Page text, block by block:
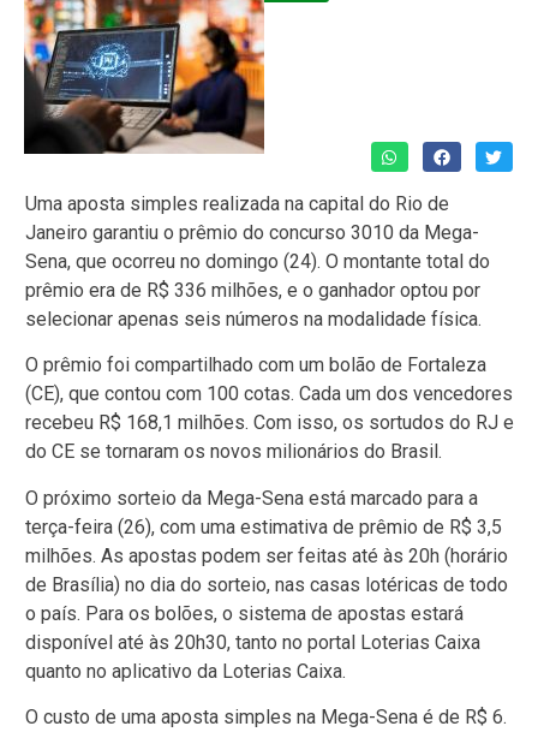
Uma aposta simples realizada na capital do Rio de
Janeiro garantiu o prêmio do concurso 3010 da Mega-
Sena, que ocorreu no domingo (24). O montante total do
prêmio era de R$ 336 milhões, e o ganhador optou por
selecionar apenas seis números na modalidade física.
O prêmio foi compartilhado com um bolão de Fortaleza
(CE), que contou com 100 cotas. Cada um dos vencedores
recebeu R$ 168,1 milhões. Com isso, os sortudos do RJ e
do CE se tornaram os novos milionários do Brasil.
O próximo sorteio da Mega-Sena está marcado para a
terça-feira (26), com uma estimativa de prêmio de R$ 3,5
milhões. As apostas podem ser feitas até às 20h (horário
de Brasília) no dia do sorteio, nas casas lotéricas de todo
o país. Para os bolões, o sistema de apostas estará
disponível até às 20h30, tanto no portal Loterias Caixa
quanto no aplicativo da Loterias Caixa.
O custo de uma aposta simples na Mega-Sena é de R$ 6.